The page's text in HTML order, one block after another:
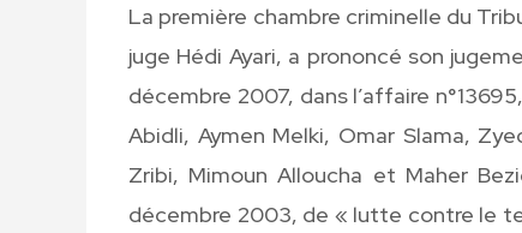
La première chambre criminelle du
juge Hédi Ayari, a prononcé son
décembre 2007, dans l’affaire
Abidli, Aymen Melki, Omar Slama,
Zribi, Mimoun Alloucha et Maher
décembre 2003, de « lutte contre le